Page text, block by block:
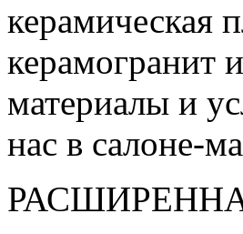
керамическая
керамогранит
материалы и
нас в салоне-